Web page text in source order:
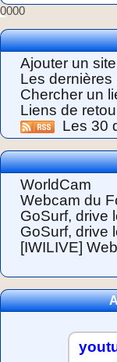
0000
Ajouter un site
Les
Chercher un
Liens de
Les 30
WorldCam
Webcam du
GoSurf, drive
GoSurf, drive
[IWILIVE]